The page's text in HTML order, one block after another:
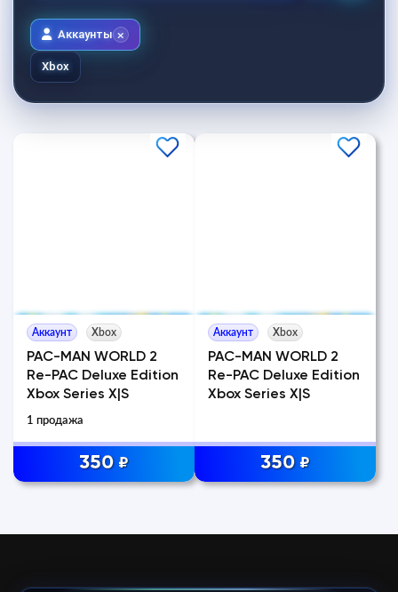
Аккаунты
Xbox
Аккаунт Xbox
PAC-MAN WORLD 2
Re-PAC Deluxe Edition
Xbox Series X|S
1 продажа
350 ₽
Аккаунт Xbox
PAC-MAN WORLD 2
Re-PAC Deluxe Edition
Xbox Series X|S
350 ₽